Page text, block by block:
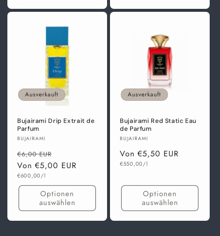
Ausverkauft
Bujairami Drip Extrait de
Parfum
Anbieter:
BUJAIRAMI
Normaler
Preis
€6,00 EUR
Von €5,00 EUR
Grundpreis
€600,00/l
Optionen
auswählen
Ausverkauft
Bujairami Red Static Eau
de Parfum
Anbieter:
BUJAIRAMI
Normaler
Preis
Von €5,50 EUR
Grundpreis
€550,00/l
Optionen
auswählen